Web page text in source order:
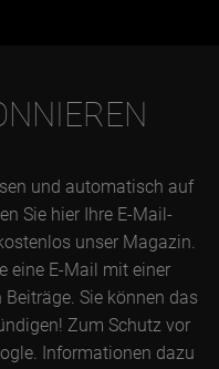
und automatisch auf
Sie hier Ihre E-Mail-
unser Magazin.
eine E-Mail mit einer
Sie können das
Zum Schutz vor
Informationen dazu